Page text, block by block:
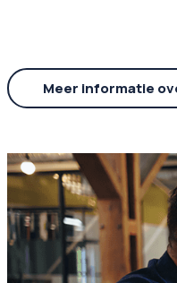
Meer informatie